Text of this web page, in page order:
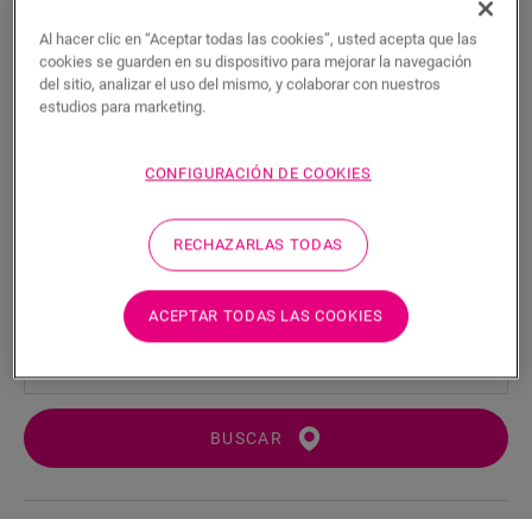
Resistente al agua
Aspecto y tacto naturales
Resistencia a las manchas y las rayaduras
¿Quiere ver este piso en la vida real? ¿Le queda alguna
pregunta por hacer? ¡No se preocupe! Siempre hay un
distribuidor cerca.
BUSCAR
Al hacer clic en “Aceptar todas las cookies”, usted acepta que las
cookies se guarden en su dispositivo para mejorar la navegación
del sitio, analizar el uso del mismo, y colaborar con nuestros
estudios para marketing.
CONFIGURACIÓN DE COOKIES
RECHAZARLAS TODAS
ACEPTAR TODAS LAS COOKIES